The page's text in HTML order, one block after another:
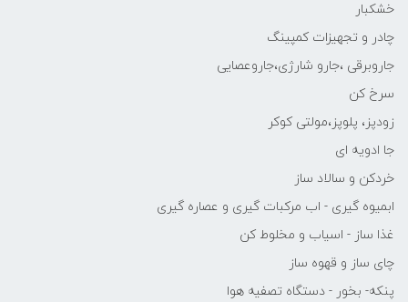
خشکبار
چادر و تجهیزات کمپینگ
جاروبرقی ،جارو شارژی،جاروعصایی
سرخ کن
زودپز، پلوپز،مولتی کوکر
جا ادویه ای
خردکن و سالاد ساز
ابمیوه گیری - اب مرکبات گیری و عصاره گیری
غذا ساز - اسیاب و مخلوط کن
چای ساز و قهوه ساز
پنکه- بخور - دستگاه تصفیه هوا